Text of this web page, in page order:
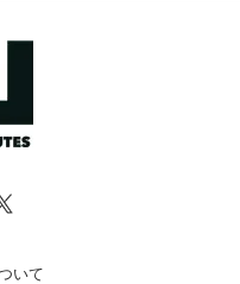
いて